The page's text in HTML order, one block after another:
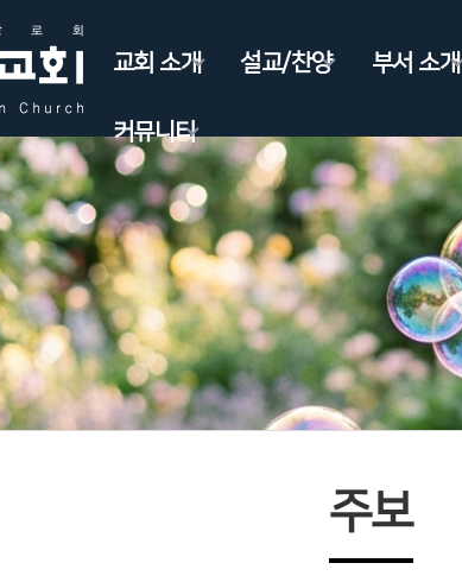
교회 소개 설교/찬양 부서 소개
커뮤니티
주보